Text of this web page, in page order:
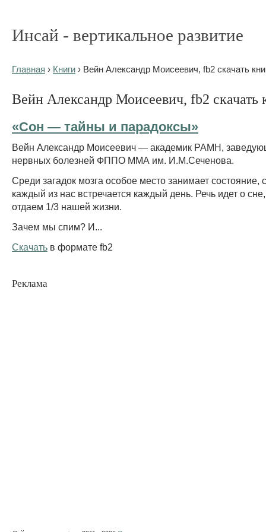
Инсай - вертикальное развитие
Главная › Книги › Вейн Александр Моисеевич, fb2 скачать
Вейн Александр Моисеевич, fb2 скачать
«Сон — тайны и парадоксы»
Вейн Александр Моисеевич — академик РАМН,
нервных болезней ФППО ММА им. И.М.Сеченова.
Среди загадок мозга особое место занимает состояние,
каждый из нас встречается каждый день. Речь идет о
отдаем 1/3 нашей жизни.
Зачем мы спим? И...
Скачать в формате fb2
Реклама